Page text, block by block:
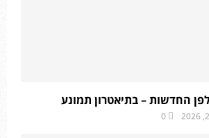
החדשות – בתיאטרון תמונע
0